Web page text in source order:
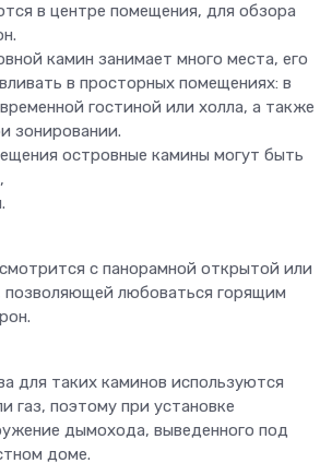
в центре помещения, для обзора
камин занимает много места, его
в просторных помещениях: в
гостиной или холла, а также
зонировании.
островные камины могут быть
с панорамной открытой или
позволяющей любоваться горящим
для таких каминов используются
газ, поэтому при установке
дымохода, выведенного под
доме.